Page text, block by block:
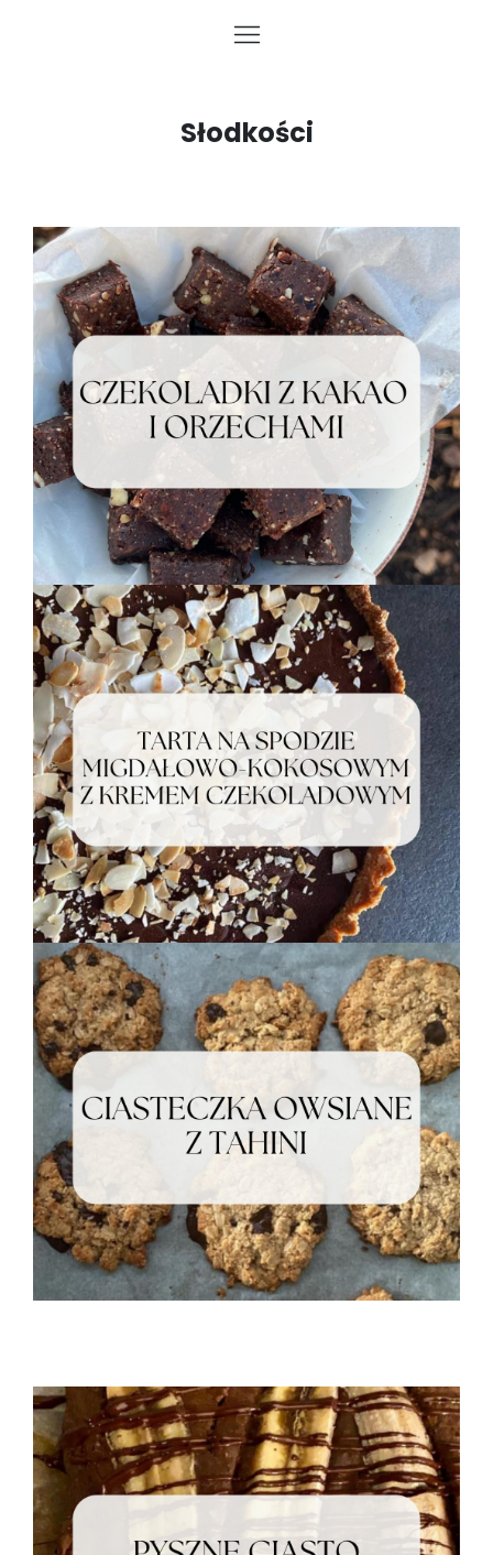
Słodkości